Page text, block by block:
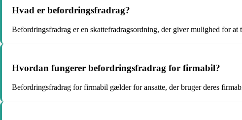
Hvad er befordringsfradrag?
Befordringsfradrag er en skattefradragsordning, der giver mulighed for
Hvordan fungerer befordringsfradrag for firmabil?
Befordringsfradrag for firmabil gælder for ansatte, der bruger deres